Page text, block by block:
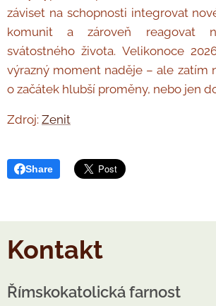
záviset na schopnosti integrovat
komunit a zároveň reagovat
svátostného života. Velikonoce
výrazný moment naděje – ale zatím
o začátek hlubší proměny, nebo jen
Zdroj: Zenit
Share
Kontakt
Římskokatolická farnost